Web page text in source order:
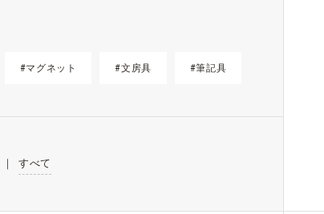
#マグネット #文房具 #筆記具
｜ すべて